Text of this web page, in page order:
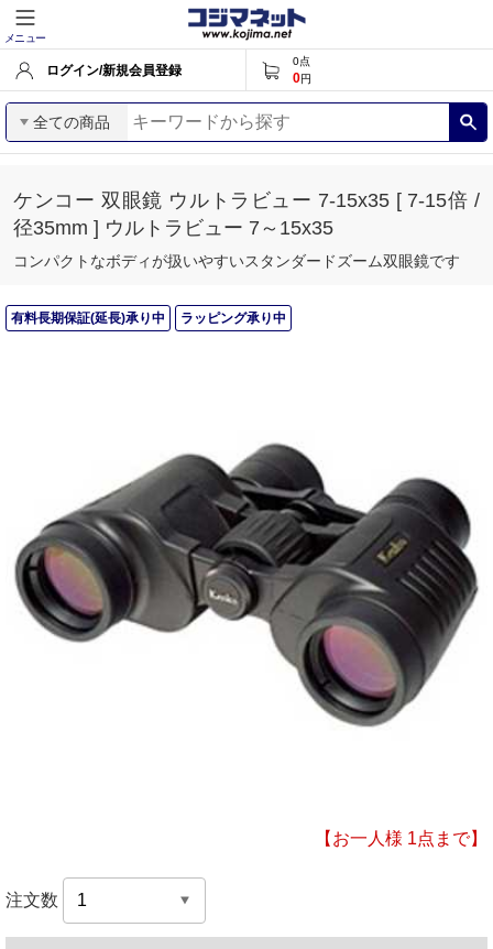
メニュー
ログイン/新規会員登録
0点
0円
全ての商品
ケンコー 双眼鏡 ウルトラビュー 7-15x35 [ 7-15倍 /
径35mm ] ウルトラビュー 7～15x35
コンパクトなボディが扱いやすいスタンダードズーム双眼鏡です
有料長期保証(延長)承り中 ラッピング承り中
【お一人様 1点まで】
注文数